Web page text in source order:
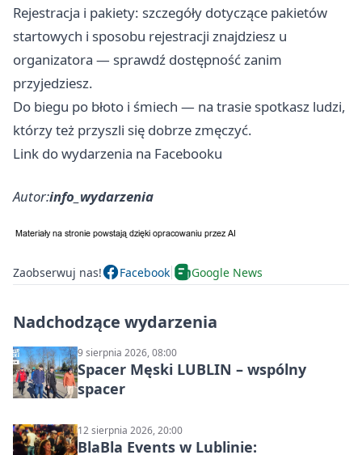
Rejestracja i pakiety: szczegóły dotyczące pakietów
startowych i sposobu rejestracji znajdziesz u
organizatora — sprawdź dostępność zanim
przyjedziesz.
Do biegu po błoto i śmiech — na trasie spotkasz ludzi,
którzy też przyszli się dobrze zmęczyć.
Link do wydarzenia na Facebooku
Autor:info_wydarzenia
Zaobserwuj nas! Facebook Google News
Nadchodzące wydarzenia
9 sierpnia 2026, 08:00
Spacer Męski LUBLIN – wspólny
spacer
12 sierpnia 2026, 20:00
BlaBla Events w Lublinie: